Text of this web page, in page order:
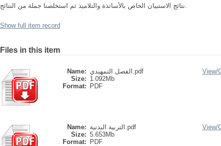
نتائج الاستبيان الخاص بالأساتذة والتلاميذ ثم استخلصنا جملة من النتائج.
Show full item record
Files in this item
Name:
الفصل التمهيدي.pdf
Size: 1.092Mb
Format:
PDF
View/
Name:
التربية البدنية.pdf
Size: 5.653Mb
Format:
PDF
View/